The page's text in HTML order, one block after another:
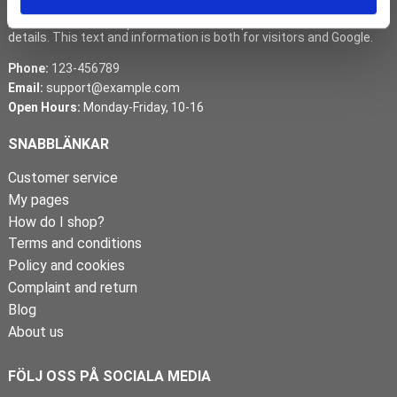
Here follows a description about this shop as well as contact
details. This text and information is both for visitors and Google.
Phone: 123-456789
Email: support@example.com
Open Hours: Monday-Friday, 10-16
SNABBLÄNKAR
Customer service
My pages
How do I shop?
Terms and conditions
Policy and cookies
Complaint and return
Blog
About us
FÖLJ OSS PÅ SOCIALA MEDIA